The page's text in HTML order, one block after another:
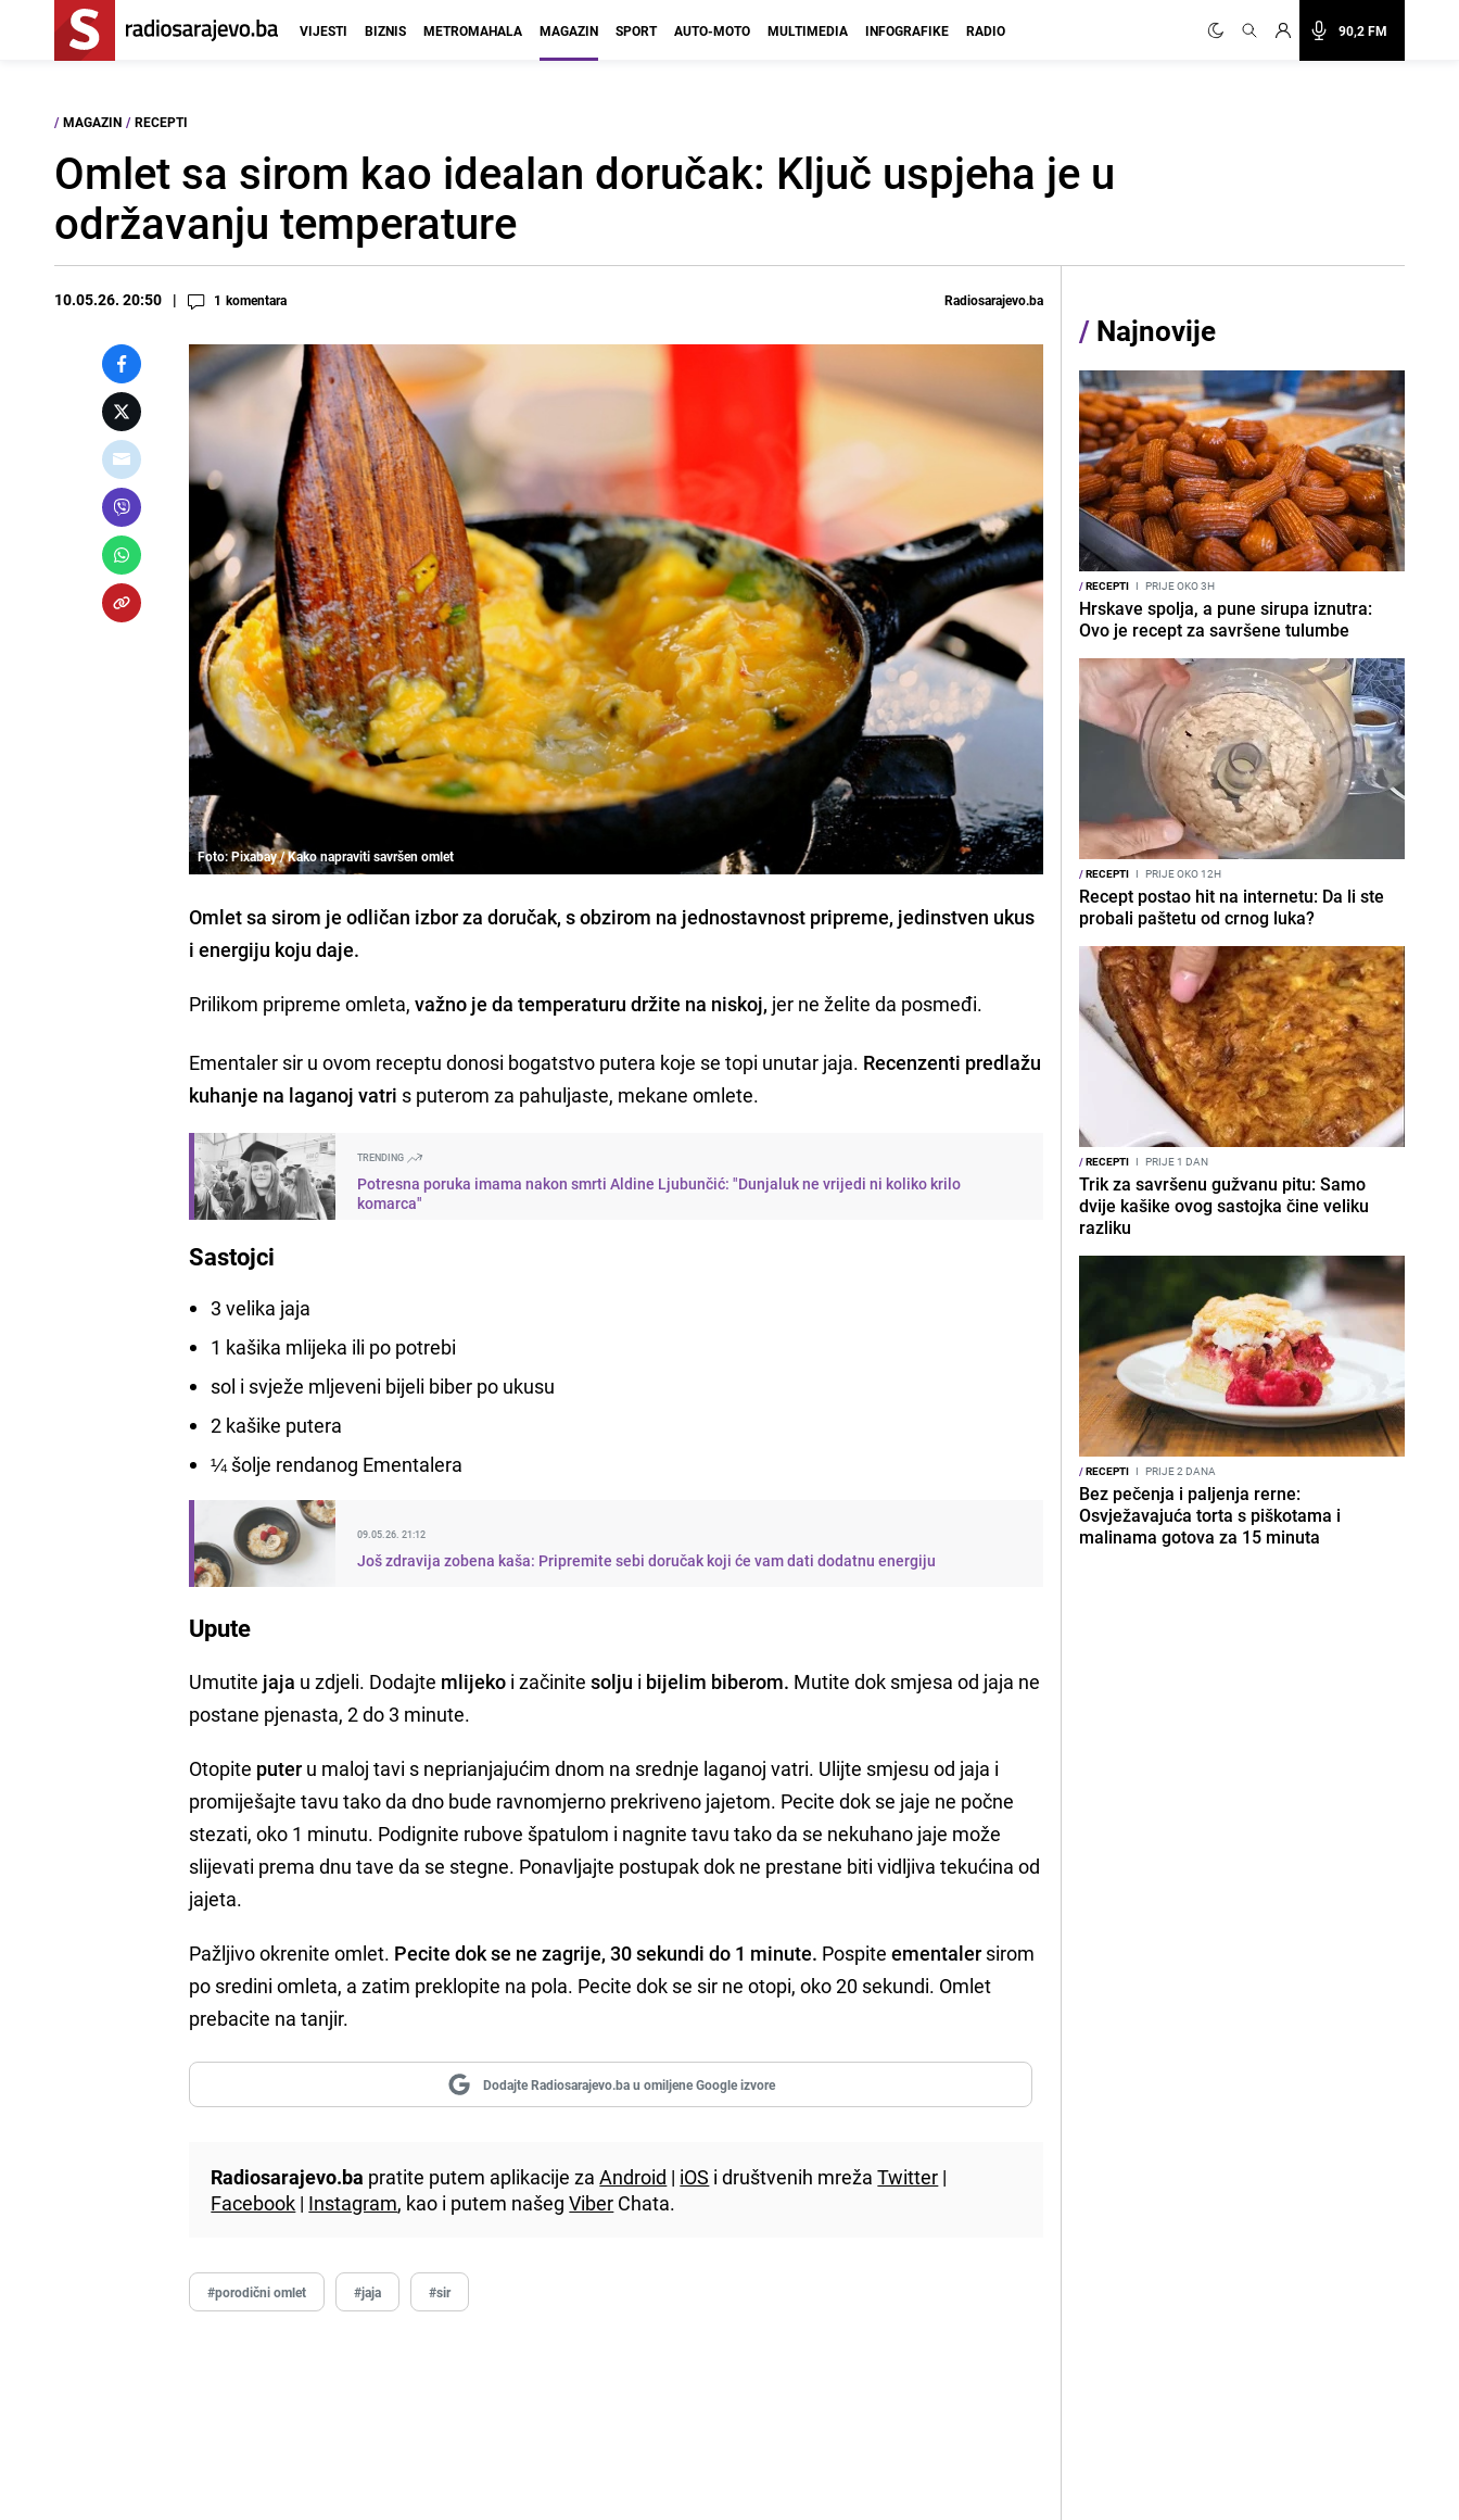
90,2 FM
VIJESTI BIZNIS METROMAHALA MAGAZIN SPORT AUTO-MOTO MULTIMEDIA INFOGRAFIKE RADIO
/ MAGAZIN / RECEPTI
Omlet sa sirom kao idealan doručak: Ključ uspjeha je u
održavanju temperature
10.05.26. 20:50 1 komentara Radiosarajevo.ba
Foto: Pixabay / Kako napraviti savršen omlet
Omlet sa sirom je odličan izbor za doručak, s obzirom na jednostavnost pripreme, jedinstven ukus
i energiju koju daje.
Prilikom pripreme omleta,važno je da temperaturu držite na niskoj, jer ne želite da posmeđi.
Ementaler sir u ovom receptu donosi bogatstvo putera koje se topi unutar jaja. Recenzenti predlažu
kuhanje na laganoj vatri s puterom za pahuljaste, mekane omlete.
TRENDING
Potresna poruka imama nakon smrti Aldine Ljubunčić: "Dunjaluk ne vrijedi ni koliko krilo
komarca"
Sastojci
3 velika jaja
1 kašika mlijeka ili po potrebi
sol i svježe mljeveni bijeli biber po ukusu
2 kašike putera
¼ šolje rendanog Ementalera
09.05.26. 21:12
Još zdravija zobena kaša: Pripremite sebi doručak koji će vam dati dodatnu energiju
Upute
Umutite jaja u zdjeli. Dodajte mlijeko i začinitesolju i bijelim biberom. Mutite dok smjesa od jaja ne
postane pjenasta, 2 do 3 minute.
Otopite puter u maloj tavi s neprianjajućim dnom na srednje laganoj vatri. Ulijte smjesu od jaja i
promiješajte tavu tako da dno bude ravnomjerno prekriveno jajetom. Pecite dok se jaje ne počne
stezati, oko 1 minutu. Podignite rubove špatulom i nagnite tavu tako da se nekuhano jaje može
slijevati prema dnu tave da se stegne. Ponavljajte postupak dok ne prestane biti vidljiva tekućina od
jajeta.
Pažljivo okrenite omlet. Pecite dok se ne zagrije, 30 sekundi do 1 minute. Pospiteementaler sirom
po sredini omleta, a zatim preklopite na pola. Pecite dok se sir ne otopi, oko 20 sekundi. Omlet
prebacite na tanjir.
Dodajte Radiosarajevo.ba u omiljene Google izvore
Radiosarajevo.ba pratite putem aplikacije zaAndroid | iOS i društvenih mrežaTwitter |
Facebook | Instagram, kao i putem našegViber Chata.
#porodični omlet #jaja #sir
/ Najnovije
/RECEPTI I PRIJE OKO 3H
Hrskave spolja, a pune sirupa iznutra:
Ovo je recept za savršene tulumbe
/RECEPTI I PRIJE OKO 12H
Recept postao hit na internetu: Da li ste
probali paštetu od crnog luka?
/RECEPTI I PRIJE 1 DAN
Trik za savršenu gužvanu pitu: Samo
dvije kašike ovog sastojka čine veliku
razliku
/RECEPTI I PRIJE 2 DANA
Bez pečenja i paljenja rerne:
Osvježavajuća torta s piškotama i
malinama gotova za 15 minuta